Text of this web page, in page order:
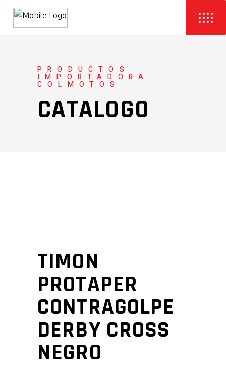
PRODUCTOS
IMPORTADORA
COLMOTOS
CATALOGO
TIMON
PROTAPER
CONTRAGOLPE
DERBY CROSS
NEGRO